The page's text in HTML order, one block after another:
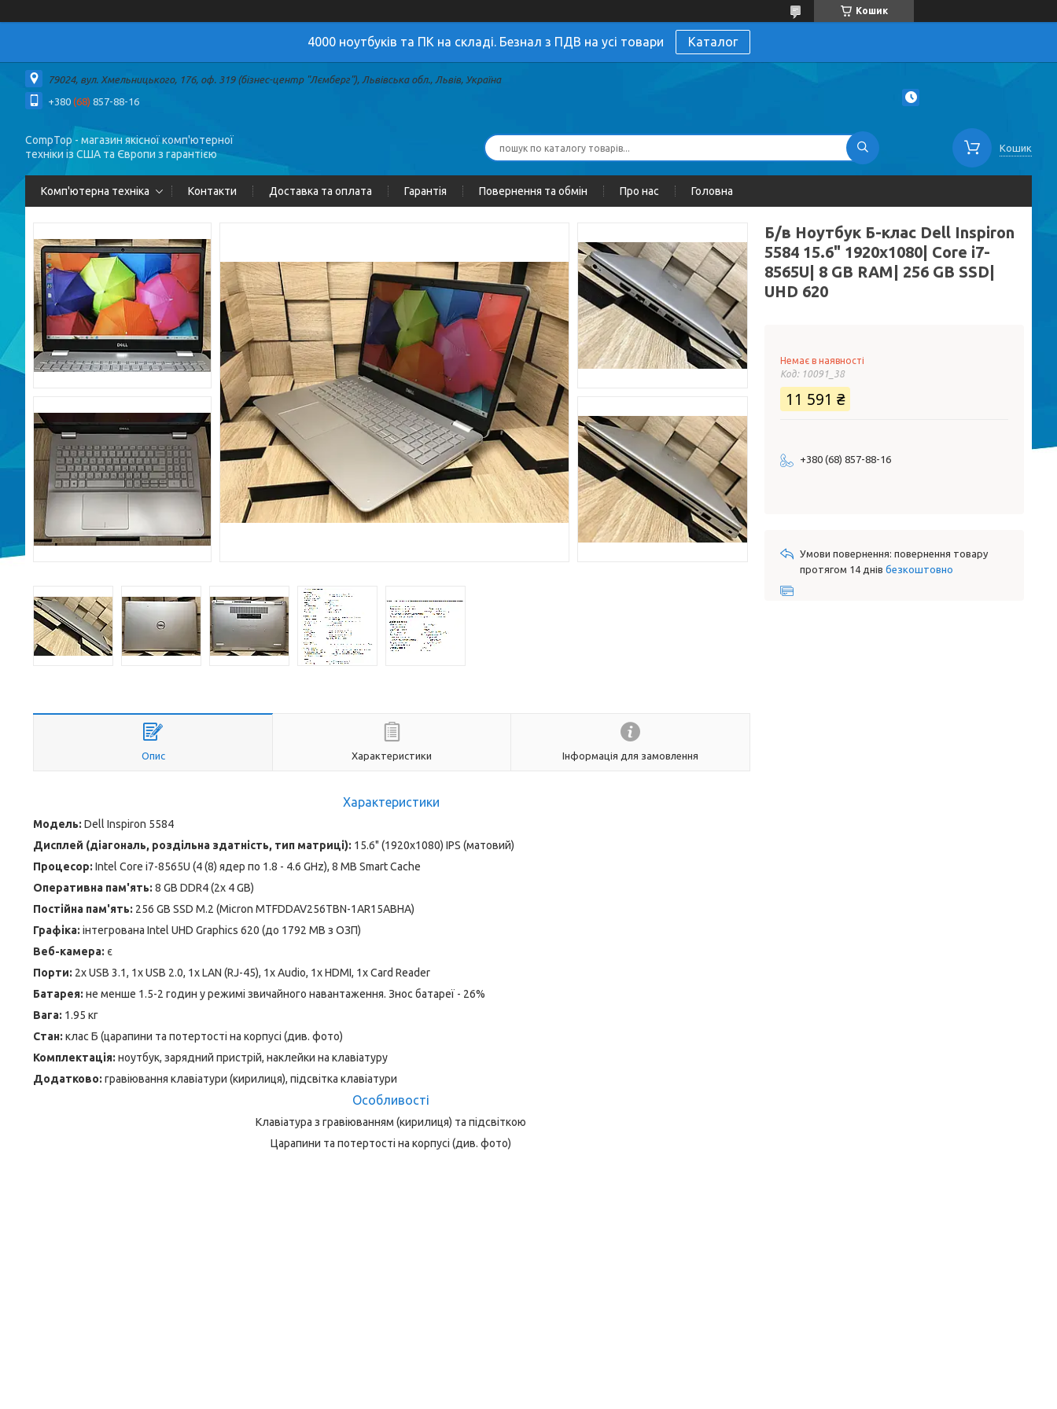
Кошик
4000 ноутбуків та ПК на складі. Безнал з ПДВ на усі товари Каталог
79024, вул. Хмельницького, 176, оф. 319 (бізнес-центр "Лємберг"), Львівська обл., Львів, Україна
+380 (68) 857-88-16
CompTop - магазин якісної комп'ютерної
техніки із США та Європи з гарантією
Кошик
Комп'ютерна техніка Контакти Доставка та оплата Гарантія Повернення та обмін Про нас Головна
Опис Характеристики Інформація для замовлення
Характеристики
Модель: Dell Inspiron 5584
Дисплей (діагональ, роздільна здатність, тип матриці): 15.6" (1920x1080) IPS (матовий)
Процесор: Intel Core i7-8565U (4 (8) ядер по 1.8 - 4.6 GHz), 8 MB Smart Cache
Оперативна пам'ять: 8 GB DDR4 (2х 4 GB)
Постійна пам'ять: 256 GB SSD M.2 (Micron MTFDDAV256TBN-1AR15ABHA)
Графіка: інтегрована Intel UHD Graphics 620 (до 1792 MB з ОЗП)
Веб-камера: є
Порти: 2x USB 3.1, 1x USB 2.0, 1x LAN (RJ-45), 1x Audio, 1x HDMI, 1x Card Reader
Батарея: не менше 1.5-2 годин у режимі звичайного навантаження. Знос батареї - 26%
Вага: 1.95 кг
Стан: клас Б (царапини та потертості на корпусі (див. фото)
Комплектація: ноутбук, зарядний пристрій, наклейки на клавіатуру
Додатково: гравіювання клавіатури (кирилиця), підсвітка клавіатури
Особливості
Клавіатура з гравіюванням (кирилиця) та підсвіткою
Царапини та потертості на корпусі (див. фото)
Б/в Ноутбук Б-клас Dell Inspiron
5584 15.6" 1920x1080| Core i7-
8565U| 8 GB RAM| 256 GB SSD|
UHD 620
Немає в наявності
Код: 10091_38
11 591 ₴
+380 (68) 857-88-16
повернення товару
протягом 14 днів безкоштовно